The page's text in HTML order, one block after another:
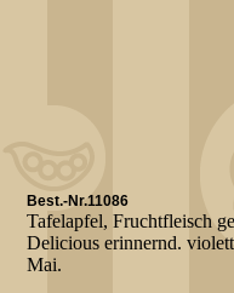
Best.-Nr.11086
Tafelapfel, Fruchtfleisch
Delicious erinnernd.
Mai.